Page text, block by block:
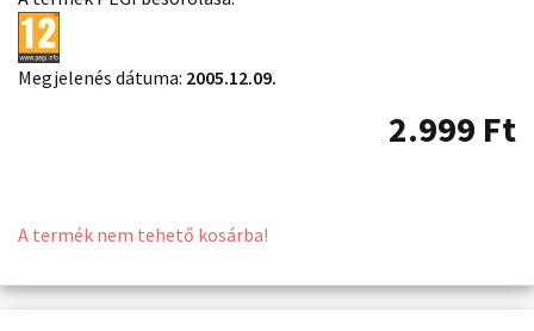
Megjelenés dátuma: 2005.12.09.
2.999 Ft
A termék nem tehető kosárba!